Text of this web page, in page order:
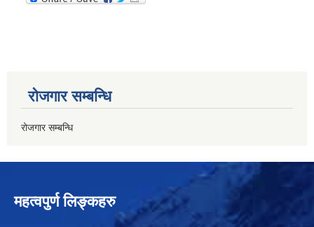
रोजगार सम्बन्धि
रोजगार सम्बन्धि
महत्वपुर्ण लिङ्कहरु